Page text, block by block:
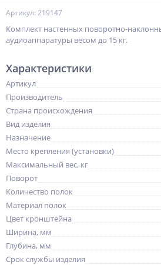
Артикул: 219147
Комплект настенных поворотно-
аудиоаппаратуры весом до 15 кг.
Характеристики
Артикул
Производитель
Страна происхождения
Вид изделия
Назначение
Место крепления (установки)
Максимальный вес, кг
Поворот
Количество полок
Материал полок
Цвет кронштейна
Ширина, мм
Глубина, мм
Срок службы изделия